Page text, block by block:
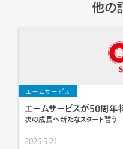
他の
エームサービス
エームサービスが50周年
次の成長へ新たなスタート誓う
2026.5.21